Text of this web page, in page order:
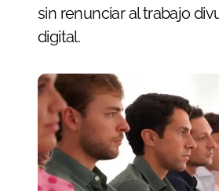
sin renunciar al trabajo
digital.